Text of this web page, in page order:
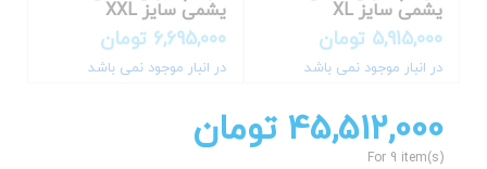
یشمی سایز XL
5,915,000 تومان
در انبار موجود نمی باشد
یشمی سایز XXL
6,695,000 تومان
در انبار موجود نمی باشد
45,512,000 تومان
For 9 item(s)